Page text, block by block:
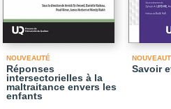
NOUVEAUTÉ
Réponses
intersectorielles à la
maltraitance envers les
enfants
Savoir